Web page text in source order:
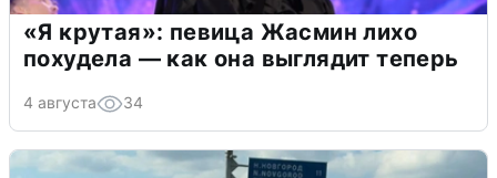
«Я крутая»: певица Жасмин лихо
похудела — как она выглядит теперь
4 августа 34